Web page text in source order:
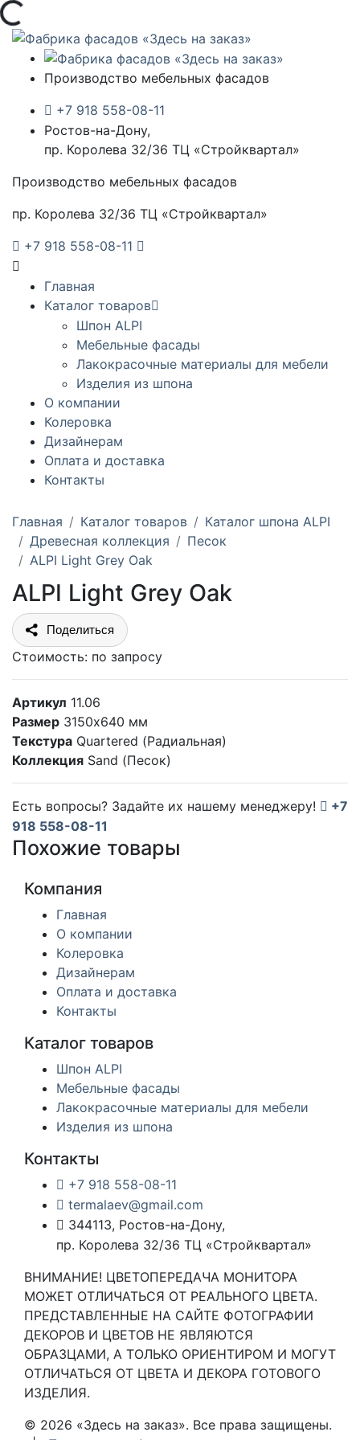
Загрузка...
Производство мебельных фасадов
+7 918 558-08-11
Ростов-на-Дону,
пр. Королева 32/36 ТЦ «Стройквартал»
Производство мебельных фасадов
пр. Королева 32/36 ТЦ «Стройквартал»
+7 918 558-08-11
Главная
Каталог товаров
Шпон ALPI
Мебельные фасады
Лакокрасочные материалы для мебели
Изделия из шпона
О компании
Колеровка
Дизайнерам
Оплата и доставка
Контакты
Главная Каталог товаров
Каталог шпона ALPI
Древесная коллекция
Песок
ALPI Light Grey Oak
ALPI Light Grey Oak
Поделиться
Стоимость: по запросу
Артикул 11.06
Размер 3150х640 мм
Текстура Quartered (Радиальная)
Коллекция Sand (Песок)
Есть вопросы? Задайте их нашему менеджеру!
+7
918 558-08-11
Похожие товары
Компания
Главная
О компании
Колеровка
Дизайнерам
Оплата и доставка
Контакты
Каталог товаров
Шпон ALPI
Мебельные фасады
Лакокрасочные материалы для мебели
Изделия из шпона
Контакты
+7 918 558-08-11
termalaev@gmail.com
344113, Ростов-на-Дону,
пр. Королева 32/36 ТЦ «Стройквартал»
ВНИМАНИЕ! ЦВЕТОПЕРЕДАЧА МОНИТОРА
МОЖЕТ ОТЛИЧАТЬСЯ ОТ РЕАЛЬНОГО ЦВЕТА.
ПРЕДСТАВЛЕННЫЕ НА САЙТЕ ФОТОГРАФИИ
ДЕКОРОВ И ЦВЕТОВ НЕ ЯВЛЯЮТСЯ
ОБРАЗЦАМИ, А ТОЛЬКО ОРИЕНТИРОМ И МОГУТ
ОТЛИЧАТЬСЯ ОТ ЦВЕТА И ДЕКОРА ГОТОВОГО
ИЗДЕЛИЯ.
© 2026 «Здесь на заказ». Все права защищены.